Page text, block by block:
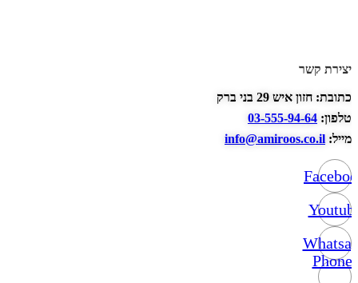
יצירת קשר
כתובת: חזון איש 29 בני ברק
טלפון: 03-555-94-64
מייל:info@amiroos.co.il
Phone-